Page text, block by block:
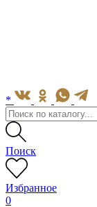
*
Поиск
Избранное
0